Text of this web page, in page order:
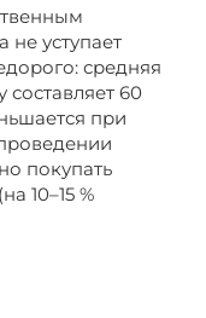
не уступает
средняя
составляет 60
при
покупать
10–15 %